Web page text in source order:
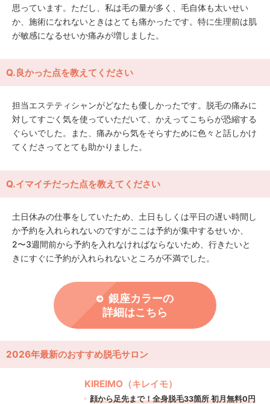
思っています。ただし、私は毛の量が多く、毛自体も太いせい
か、施術になれないときはとても痛かったです。特に生理前は肌
が敏感になるせいか痛みが増しました。
Q.良かった点を教えてください
担当エステティシャンがどなたも優しかったです。脱毛の痛みに
対してすごく気を使っていただいて、かえってこちらが恐縮する
ぐらいでした。また、痛みから気をそらすために色々と話しかけ
てくださってとても助かりました。
Q.イマイチだった点を教えてください
土日休みの仕事をしていたため、土日もしくは平日の遅い時間し
か予約を入れられないのですがここは予約が集中するせいか、
2〜3週間前から予約を入れなければならないため、行きたいと
きにすぐに予約が入れられないところが不満でした。
銀座カラーの
詳細はこちら
2026年最新のおすすめ脱毛サロン
KIREIMO（キレイモ）
顔から足先まで！全身脱毛33箇所 初月無料0円